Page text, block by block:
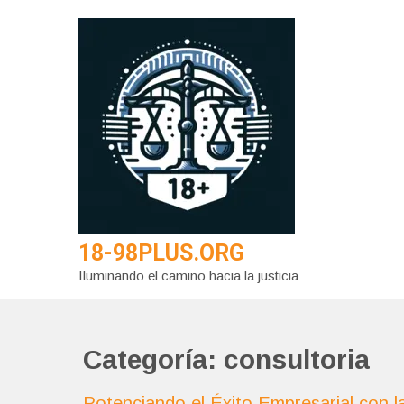
18-98PLUS.ORG
Iluminando el camino hacia la justicia
Categoría: consultoria